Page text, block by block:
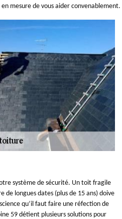
mesure de vous aider convenablement.
système de sécurité. Un toit fragile
de longues dates (plus de 15 ans) doive
qu’il faut faire une réfection de
59 détient plusieurs solutions pour